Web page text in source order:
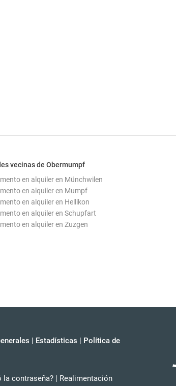
vecinas de Obermumpf
en alquiler en Münchwilen
en alquiler en Mumpf
en alquiler en Hellikon
en alquiler en Schupfart
en alquiler en Zuzgen
| Estadísticas | Política de
la contraseña? | Realimentación